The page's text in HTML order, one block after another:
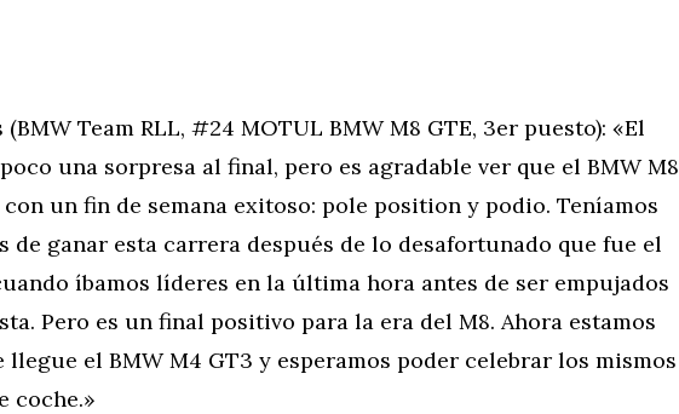
(BMW Team RLL, #24 MOTUL BMW M8 GTE, 3er puesto): «El
una sorpresa al final, pero es agradable ver que el BMW M8
un fin de semana exitoso: pole position y podio. Teníamos
de ganar esta carrera después de lo desafortunado que fue el
íbamos líderes en la última hora antes de ser empujados
Pero es un final positivo para la era del M8. Ahora estamos
llegue el BMW M4 GT3 y esperamos poder celebrar los mismos
coche.»